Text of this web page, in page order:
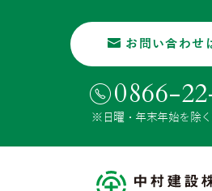
お問い合わせ
0866-
※日曜・年末年始を除